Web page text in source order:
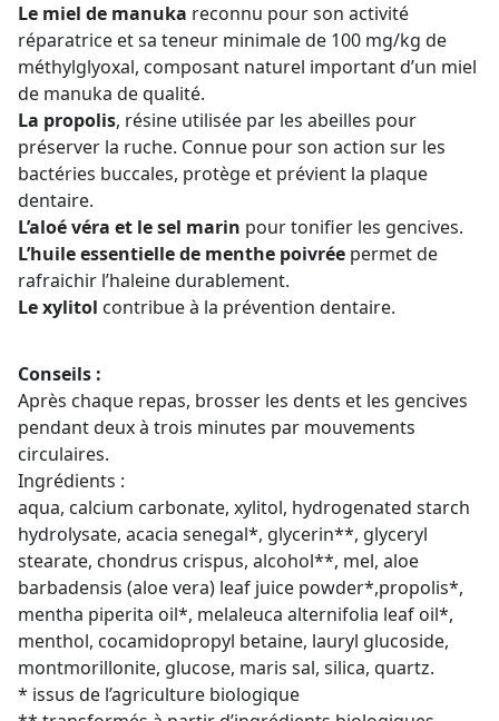
Le miel de manuka reconnu pour son activité
réparatrice et sa teneur minimale de 100 mg/kg de
méthylglyoxal, composant naturel important d’un miel
de manuka de qualité.
La propolis, résine utilisée par les abeilles pour
préserver la ruche. Connue pour son action sur les
bactéries buccales, protège et prévient la plaque
dentaire.
L’aloé véra et le sel marin pour tonifier les gencives.
L’huile essentielle de menthe poivrée permet de
rafraichir l’haleine durablement.
Le xylitol contribue à la prévention dentaire.
Conseils :
Après chaque repas, brosser les dents et les gencives
pendant deux à trois minutes par mouvements
circulaires.
Ingrédients :
aqua, calcium carbonate, xylitol, hydrogenated starch
hydrolysate, acacia senegal*, glycerin**, glyceryl
stearate, chondrus crispus, alcohol**, mel, aloe
barbadensis (aloe vera) leaf juice powder*,propolis*,
mentha piperita oil*, melaleuca alternifolia leaf oil*,
menthol, cocamidopropyl betaine, lauryl glucoside,
montmorillonite, glucose, maris sal, silica, quartz.
* issus de l’agriculture biologique